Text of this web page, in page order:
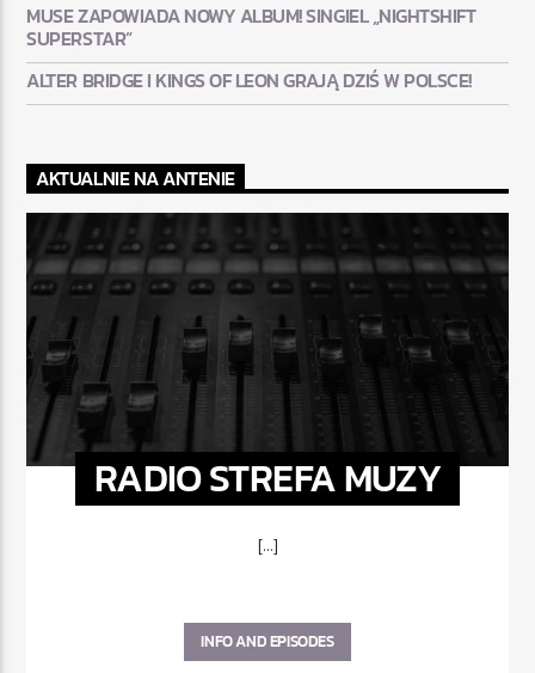
MUSE ZAPOWIADA NOWY ALBUM! SINGIEL „NIGHTSHIFT
SUPERSTAR”
ALTER BRIDGE I KINGS OF LEON GRAJĄ DZIŚ W POLSCE!
AKTUALNIE NA ANTENIE
RADIO STREFA MUZY
[...]
INFO AND EPISODES